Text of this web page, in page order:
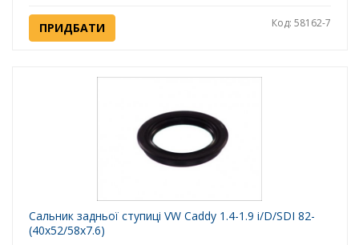
ПРИДБАТИ Код: 58162-7
Сальник задньої ступиці VW Caddy 1.4-1.9 i/D/SDI 82-
(40x52/58x7.6)